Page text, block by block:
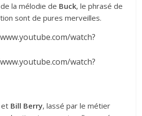
la mélodie de Buck, le phrasé de
sont de pures merveilles.
watch?
watch?
et Bill Berry, lassé par le métier